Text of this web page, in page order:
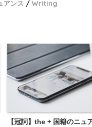
アンス
Writing
【冠詞】the + 国籍のニュ